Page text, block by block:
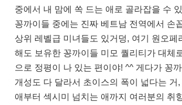
중에서 내 맘에 쏙 드는 애로 골라잡을 수
꽁까이들 중에는 진짜 베트남 전역에서 손
상위 레벨급 미녀들도 있거덩, 여기 원오페
해도 보유한 꽁까이들 미모 퀄리티가 대체
으로 정평이 나 있는 편이야! ^^ 게다가 꽁
개성도 다 달라서 초이스의 폭이 넓다는 거
애부터 섹시미 넘치는 애까지 여러분의 취